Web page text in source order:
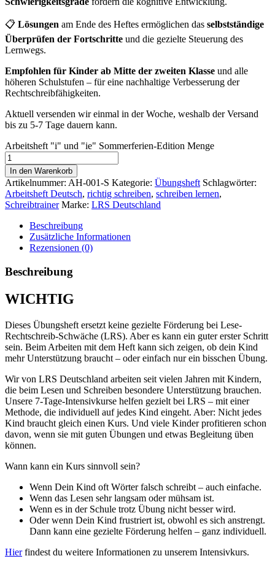
📋 Lösungen am Ende des Heftes ermöglichen das selbstständige
Überprüfen der Fortschritte und die gezielte Steuerung des
Lernwegs.
Empfohlen für Kinder ab Mitte der zweiten Klasse und alle
höheren Schulstufen – für eine nachhaltige Verbesserung der
Rechtschreibfähigkeiten.
Aktuell versenden wir einmal in der Woche, weshalb der Versand
bis zu 5-7 Tage dauern kann.
Arbeitsheft "i" und "ie" Sommerferien-Edition Menge
In den Warenkorb
Artikelnummer: AH-001-S Kategorie: Übungsheft Schlagwörter:
Arbeitsheft Deutsch, richtig schreiben, schreiben lernen,
Schreibtrainer Marke: LRS Deutschland
Beschreibung
Zusätzliche Informationen
Rezensionen (0)
Beschreibung
WICHTIG
Dieses Übungsheft ersetzt keine gezielte Förderung bei Lese-
Rechtschreib-Schwäche (LRS). Aber es kann ein guter erster Schritt
sein. Beim Arbeiten mit dem Heft kann sich zeigen, ob dein Kind
mehr Unterstützung braucht – oder einfach nur ein bisschen Übung.
Wir von LRS Deutschland arbeiten seit vielen Jahren mit Kindern,
die beim Lesen und Schreiben besondere Unterstützung brauchen.
Unsere 7-Tage-Intensivkurse helfen gezielt bei LRS – mit einer
Methode, die individuell auf jedes Kind eingeht. Aber: Nicht jedes
Kind braucht gleich einen Kurs. Und viele Kinder profitieren schon
davon, wenn sie mit guten Übungen und etwas Begleitung üben
können.
Wann kann ein Kurs sinnvoll sein?
Wenn Dein Kind oft Wörter falsch schreibt – auch einfache.
Wenn das Lesen sehr langsam oder mühsam ist.
Wenn es in der Schule trotz Übung nicht besser wird.
Oder wenn Dein Kind frustriert ist, obwohl es sich anstrengt.
Dann kann eine gezielte Förderung helfen – ganz individuell.
Hierfindest du weitere Informationen zu unserem Intensivkurs.